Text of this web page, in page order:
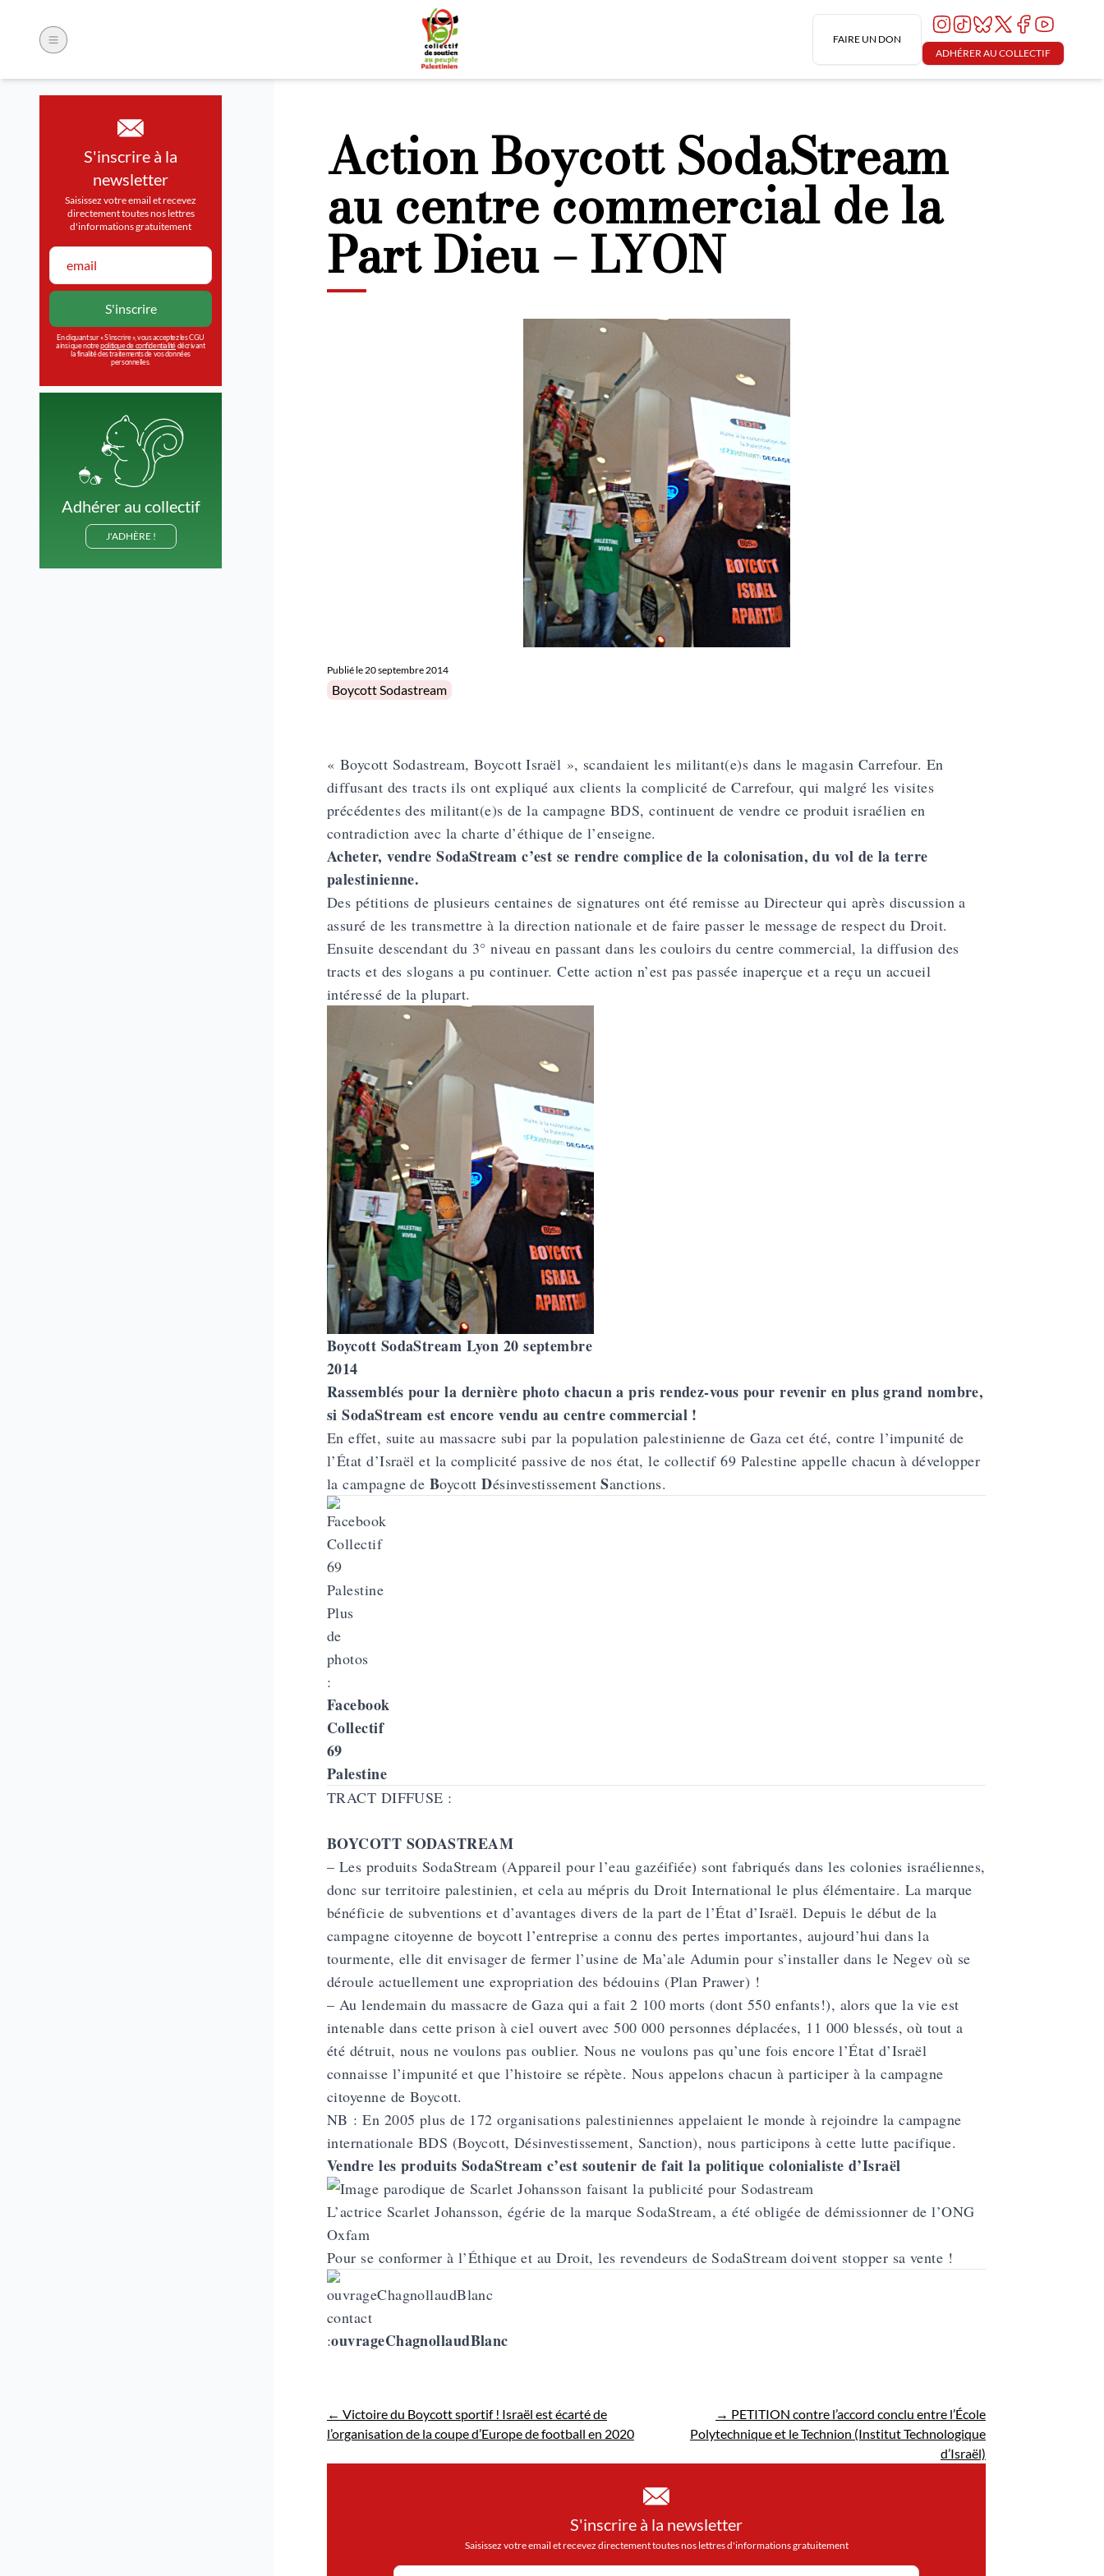
FAIRE UN DON
ADHÉRER AU COLLECTIF
S'inscrire à la
newsletter
Saisissez votre email et recevez
directement toutes nos lettres
d'informations gratuitement
En cliquant sur « S’inscrire », vous acceptez les CGU
ainsi que notrepolitique de confidentialitédécrivant
la finalité des traitements de vos données
personnelles.
Adhérer au collectif
J'ADHÈRE !
Action Boycott SodaStream
au centre commercial de la
Part Dieu – LYON
Publié le20 septembre 2014
Posted in
Boycott Sodastream
« Boycott Sodastream, Boycott Israël », scandaient les militant(e)s dans le magasin Carrefour. En
diffusant des tracts ils ont expliqué aux clients la complicité de Carrefour, qui malgré les visites
précédentes des militant(e)s de la campagne BDS, continuent de vendre ce produit israélien en
contradiction avec la charte d’éthique de l’enseigne.
Acheter, vendre SodaStream c’est se rendre complice de la colonisation, du vol de la terre
palestinienne.
Des pétitions de plusieurs centaines de signatures ont été remisse au Directeur qui après discussion a
assuré de les transmettre à la direction nationale et de faire passer le message de respect du Droit.
Ensuite descendant du 3° niveau en passant dans les couloirs du centre commercial, la diffusion des
tracts et des slogans a pu continuer. Cette action n’est pas passée inaperçue et a reçu un accueil
intéressé de la plupart.
Boycott SodaStream Lyon 20 septembre
2014
Rassemblés pour la dernière photo chacun a pris rendez-vous pour revenir en plus grand nombre,
si SodaStream est encore vendu au centre commercial !
En effet, suite au massacre subi par la population palestinienne de Gaza cet été, contre l’impunité de
l’État d’Israël et la complicité passive de nos état, le collectif 69 Palestine appelle chacun à développer
la campagne de BoycottDésinvestissementSanctions.
Plus
de
photos
:
Facebook
Collectif
69
Palestine
TRACT DIFFUSE :
BOYCOTT SODASTREAM
– Les produits SodaStream (Appareil pour l’eau gazéifiée) sont fabriqués dans les colonies israéliennes,
donc sur territoire palestinien, et cela au mépris du Droit International le plus élémentaire. La marque
bénéficie de subventions et d’avantages divers de la part de l’État d’Israël. Depuis le début de la
campagne citoyenne de boycott l’entreprise a connu des pertes importantes, aujourd’hui dans la
tourmente, elle dit envisager de fermer l’usine de Ma’ale Adumin pour s’installer dans le Negev où se
déroule actuellement une expropriation des bédouins (Plan Prawer) !
– Au lendemain du massacre de Gaza qui a fait 2 100 morts (dont 550 enfants!), alors que la vie est
intenable dans cette prison à ciel ouvert avec 500 000 personnes déplacées, 11 000 blessés, où tout a
été détruit, nous ne voulons pas oublier. Nous ne voulons pas qu’une fois encore l’État d’Israël
connaisse l’impunité et que l’histoire se répète. Nous appelons chacun à participer à la campagne
citoyenne de Boycott.
NB : En 2005 plus de 172 organisations palestiniennes appelaient le monde à rejoindre la campagne
internationale BDS (Boycott, Désinvestissement, Sanction), nous participons à cette lutte pacifique.
Vendre les produits SodaStream c’est soutenir de fait la politique colonialiste d’Israël
L’actrice Scarlet Johansson, égérie de la marque SodaStream, a été obligée de démissionner de l’ONG
Oxfam
Pour se conformer à l’Éthique et au Droit, les revendeurs de SodaStream doivent stopper sa vente !
contact
:ouvrageChagnollaudBlanc
← Victoire du Boycott sportif ! Israël est écarté de
l’organisation de la coupe d’Europe de football en 2020
→ PETITION contre l’accord conclu entre l’École
Polytechnique et le Technion (Institut Technologique
d’Israël)
S'inscrire à la newsletter
Saisissez votre email et recevez directement toutes nos lettres d'informations gratuitement